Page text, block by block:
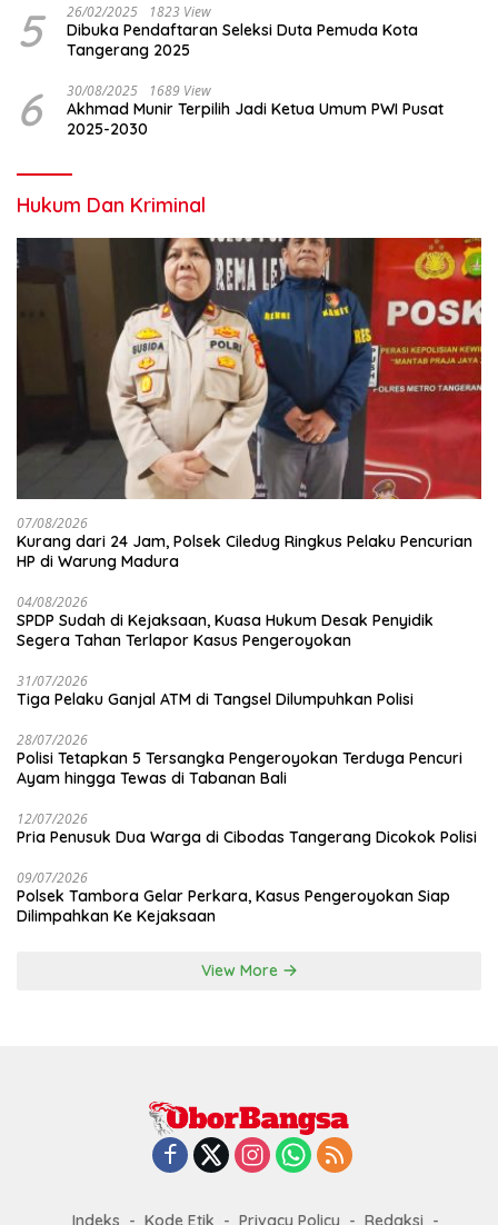
5 26/02/2025 1823 View
Dibuka Pendaftaran Seleksi Duta Pemuda Kota
Tangerang 2025
6 30/08/2025 1689 View
Akhmad Munir Terpilih Jadi Ketua Umum PWI Pusat
2025-2030
Hukum Dan Kriminal
07/08/2026
Kurang dari 24 Jam, Polsek Ciledug Ringkus Pelaku Pencurian
HP di Warung Madura
04/08/2026
SPDP Sudah di Kejaksaan, Kuasa Hukum Desak Penyidik
Segera Tahan Terlapor Kasus Pengeroyokan
31/07/2026
Tiga Pelaku Ganjal ATM di Tangsel Dilumpuhkan Polisi
28/07/2026
Polisi Tetapkan 5 Tersangka Pengeroyokan Terduga Pencuri
Ayam hingga Tewas di Tabanan Bali
12/07/2026
Pria Penusuk Dua Warga di Cibodas Tangerang Dicokok Polisi
09/07/2026
Polsek Tambora Gelar Perkara, Kasus Pengeroyokan Siap
Dilimpahkan Ke Kejaksaan
View More
Indeks Kode Etik Privacy Policy Redaksi